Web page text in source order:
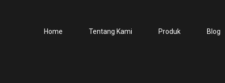
Home Tentang Kami Produk Blog